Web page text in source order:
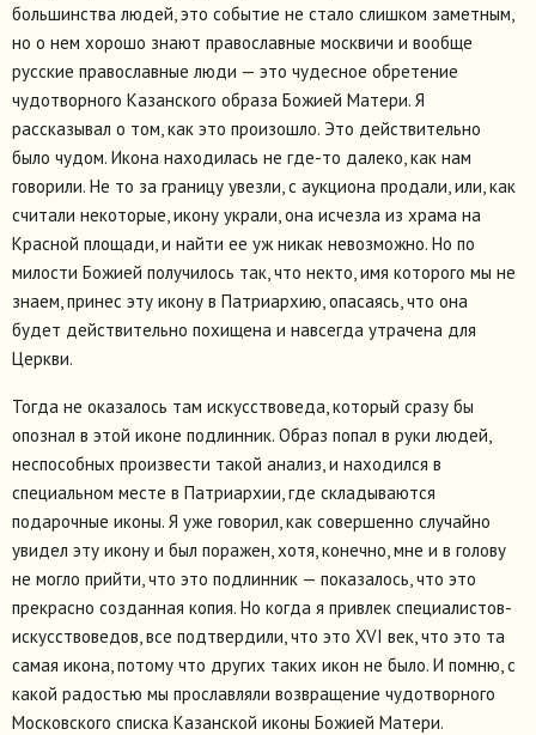
большинства людей, это событие не стало слишком заметным,
но о нем хорошо знают православные москвичи и вообще
русские православные люди — это чудесное обретение
чудотворного Казанского образа Божией Матери. Я
рассказывал о том, как это произошло. Это действительно
было чудом. Икона находилась не где-то далеко, как нам
говорили. Не то за границу увезли, с аукциона продали, или, как
считали некоторые, икону украли, она исчезла из храма на
Красной площади, и найти ее уж никак невозможно. Но по
милости Божией получилось так, что некто, имя которого мы не
знаем, принес эту икону в Патриархию, опасаясь, что она
будет действительно похищена и навсегда утрачена для
Церкви.
Тогда не оказалось там искусствоведа, который сразу бы
опознал в этой иконе подлинник. Образ попал в руки людей,
неспособных произвести такой анализ, и находился в
специальном месте в Патриархии, где складываются
подарочные иконы. Я уже говорил, как совершенно случайно
увидел эту икону и был поражен, хотя, конечно, мне и в голову
не могло прийти, что это подлинник — показалось, что это
прекрасно созданная копия. Но когда я привлек специалистов-
искусствоведов, все подтвердили, что это XVI век, что это та
самая икона, потому что других таких икон не было. И помню, с
какой радостью мы прославляли возвращение чудотворного
Московского списка Казанской иконы Божией Матери.